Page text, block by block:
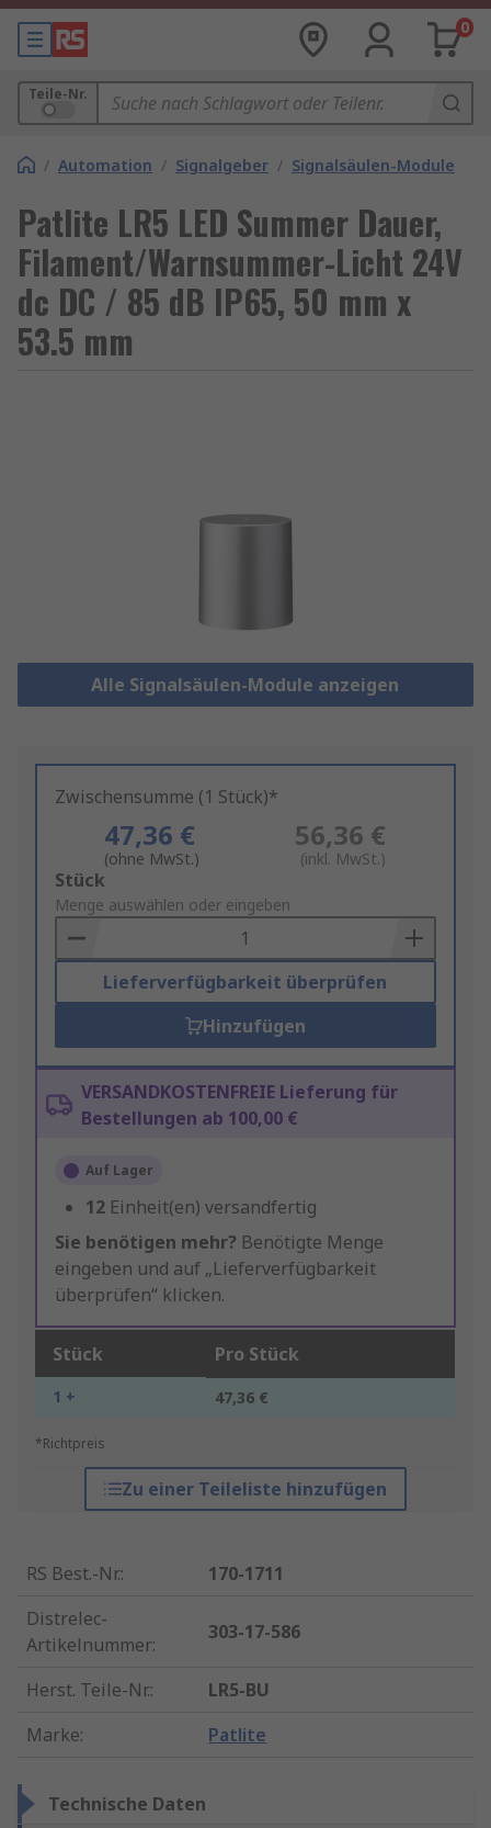
0
Teile-Nr.
/ Automation / Signalgeber / Signalsäulen-Module
Patlite LR5 LED Summer Dauer,
Filament/Warnsummer-Licht 24V
dc DC / 85 dB IP65, 50 mm x
53.5 mm
Alle Signalsäulen-Module anzeigen
Zwischensumme (1 Stück)*
47,36 €
(ohne MwSt.)
56,36 €
(inkl. MwSt.)
Add
to
Basket
Stück
Menge auswählen oder eingeben
Lieferverfügbarkeit überprüfen
Hinzufügen
VERSANDKOSTENFREIE Lieferung für
Bestellungen ab 100,00 €
Auf Lager
12 Einheit(en) versandfertig
Sie benötigen mehr? Benötigte Menge
eingeben und auf „Lieferverfügbarkeit
überprüfen“ klicken.
Stück Pro Stück
1 + 47,36 €
*Richtpreis
Zu einer Teileliste hinzufügen
RS Best.-Nr.:
170-1711
Distrelec-
Artikelnummer:
303-17-586
Herst. Teile-Nr.:
LR5-BU
Marke: Patlite
Technische Daten